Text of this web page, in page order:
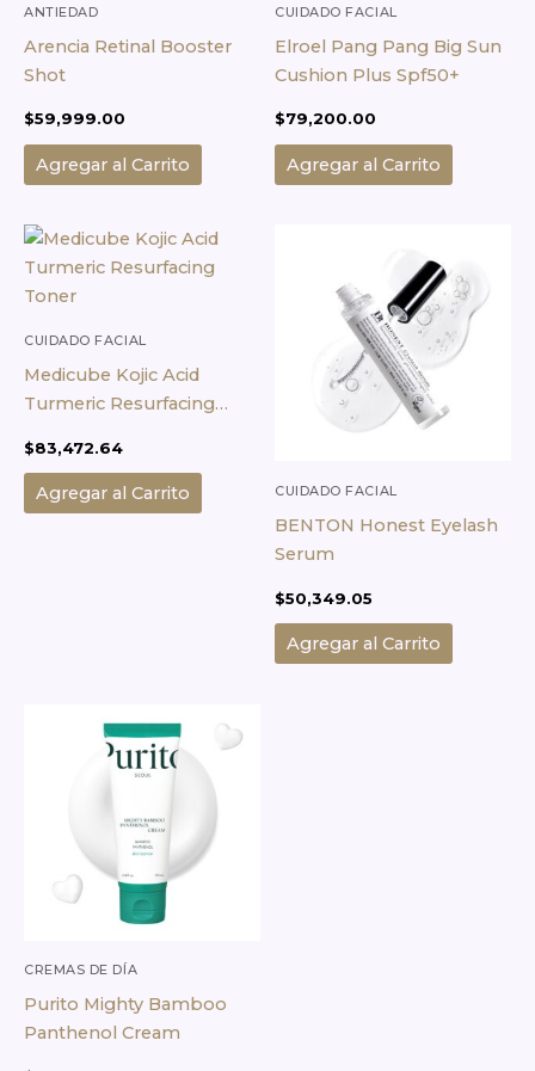
ANTIEDAD
Arencia Retinal Booster
Shot
$59,999.00
Agregar al Carrito
CUIDADO FACIAL
Elroel Pang Pang Big Sun
Cushion Plus Spf50+
$79,200.00
Agregar al Carrito
CUIDADO FACIAL
Medicube Kojic Acid
Turmeric Resurfacing
$83,472.64
Agregar al Carrito CUIDADO FACIAL
BENTON Honest Eyelash
Serum
$50,349.05
Agregar al Carrito
CREMAS DE DÍA
Purito Mighty Bamboo
Panthenol Cream